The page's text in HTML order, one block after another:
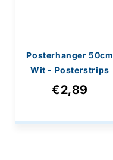
Posterhanger 50cm
Wit - Posterstrips
met Ophangoog
€2,89